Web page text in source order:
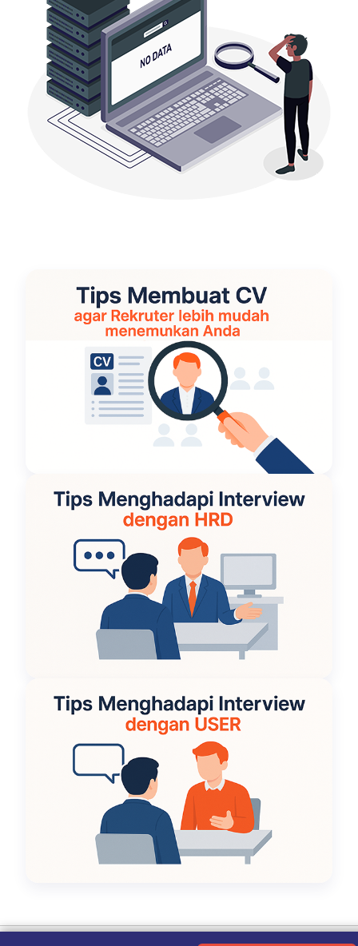
Kebijakan Privasi|Tentang Kami|